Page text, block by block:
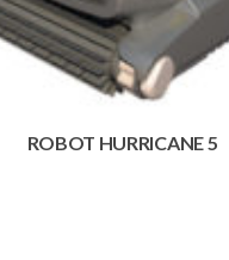
ROBOT HURRICANE 5